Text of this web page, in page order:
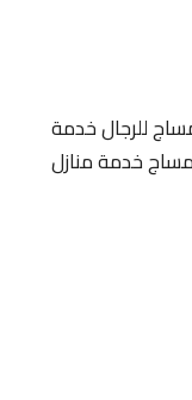
مساج الكويت السالميه مساج خدمة منازل ٢٤ ساعة مساج للرجال خدمة
خدمة منازل